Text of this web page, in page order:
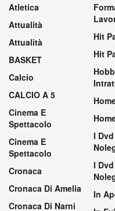
Atletica
Attualità
Attualità
BASKET
Calcio
CALCIO A 5
Cinema E
Spettacolo
Cinema E
Spettacolo
Cronaca
Cronaca Di Amelia
Cronaca Di Narni
Hit
Hit
I
I
In